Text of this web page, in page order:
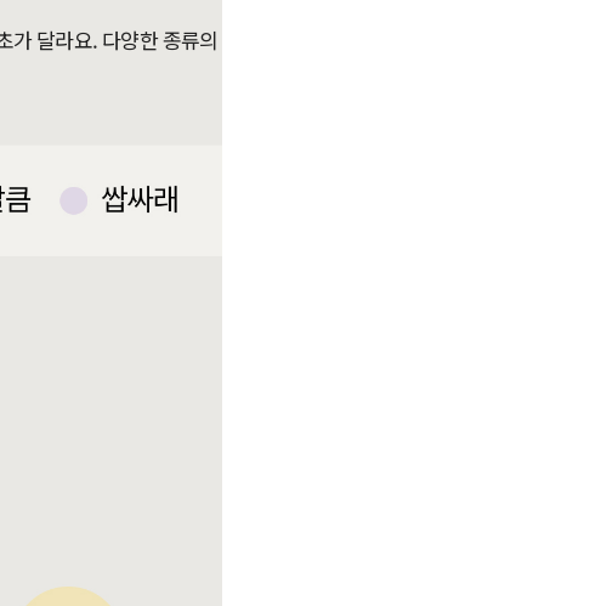
가 달라요. 다양한 종류의